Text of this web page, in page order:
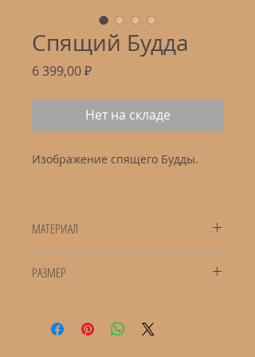
Спящий Будда
6 399,00 ₽Цена
Нет на складе
Изображение спящего Будды.
МАТЕРИАЛ
РАЗМЕР